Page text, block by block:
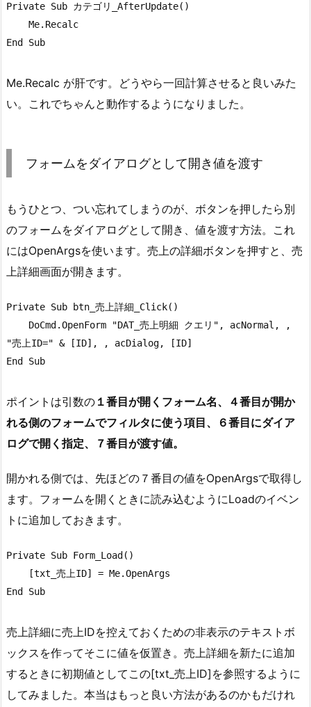
Private Sub カテゴリ_AfterUpdate()
End Sub
Me.Recalc が肝です。どうやら一回計算させると良いみた
い。これでちゃんと動作するようになりました。
フォームをダイアログとして開き値を渡す
もうひとつ、つい忘れてしまうのが、ボタンを押したら別
のフォームをダイアログとして開き、値を渡す方法。これ
にはOpenArgsを使います。売上の詳細ボタンを押すと、売
上詳細画面が開きます。
Private Sub btn_売上詳細_Click()
"売上ID=" & [ID], , acDialog, [ID]
ポイントは引数の １番目が開くフォーム名、４番目が開か
れる側のフォームでフィルタに使う項目、６番目にダイア
ログで開く指定、７番目が渡す値。
開かれる側では、先ほどの７番目の値をOpenArgsで取得し
ます。フォームを開くときに読み込むようにLoadのイベン
トに追加しておきます。
Private Sub Form_Load()
End Sub
売上詳細に売上IDを控えておくための非表示のテキストボ
ックスを作ってそこに値を仮置き。売上詳細を新たに追加
するときに初期値としてこの[txt_売上ID]を参照するように
してみました。本当はもっと良い方法があるのかもだけれ